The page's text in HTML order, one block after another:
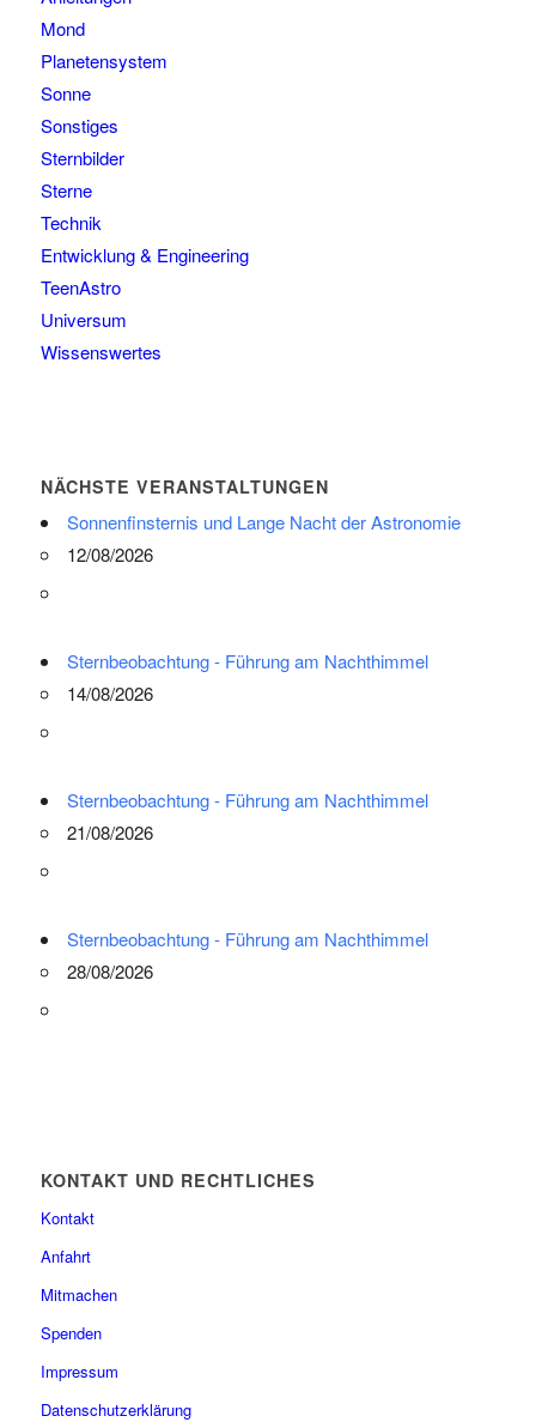
Mond
Planetensystem
Sonne
Sonstiges
Sternbilder
Sterne
Technik
Entwicklung & Engineering
TeenAstro
Universum
Wissenswertes
NÄCHSTE VERANSTALTUNGEN
Sonnenfinsternis und Lange Nacht der Astronomie
12/08/2026
Sternbeobachtung - Führung am Nachthimmel
14/08/2026
Sternbeobachtung - Führung am Nachthimmel
21/08/2026
Sternbeobachtung - Führung am Nachthimmel
28/08/2026
KONTAKT UND RECHTLICHES
Kontakt
Anfahrt
Mitmachen
Spenden
Impressum
Datenschutzerklärung